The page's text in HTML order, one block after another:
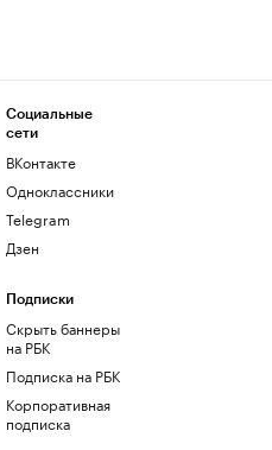
Социальные
сети
ВКонтакте
Одноклассники
Telegram
Дзен
Подписки
Скрыть баннеры
на РБК
Подписка на РБК
Корпоративная
подписка